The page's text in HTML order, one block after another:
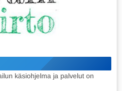
käsiohjelma ja palvelut on